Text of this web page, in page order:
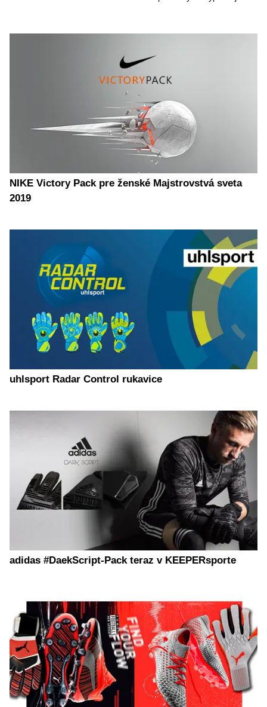
NIKE Victory Pack pre ženské Majstrovstvá sveta
2019
uhlsport Radar Control rukavice
adidas #DaekScript-Pack teraz v KEEPERsporte